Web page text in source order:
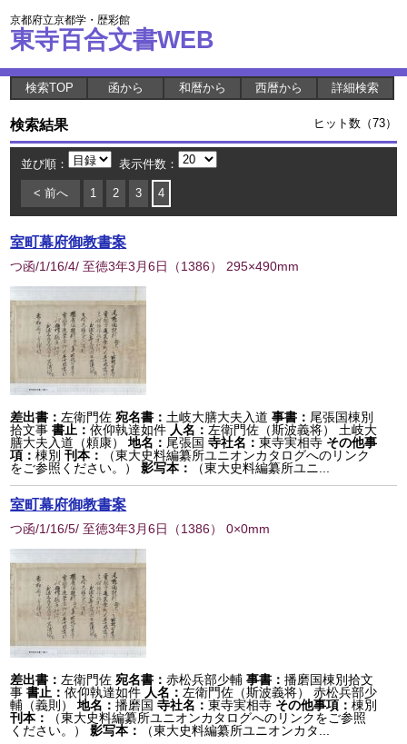
京都府立京都学・歴彩館
東寺百合文書WEB
検索TOP 函から 和暦から 西暦から 詳細検索
検索結果 ヒット数（73）
並び順： 表示件数：
< 前へ 1 2 3 4
室町幕府御教書案
つ函/1/16/4/ 至徳3年3月6日 （1386） 295×490mm
差出書： 左衛門佐 宛名書： 土岐大膳大夫入道 事書： 尾張国棟別
拾文事 書止：依仰執達如件 人名： 左衛門佐（斯波義将） 土岐大
膳大夫入道（頼康）
地名： 尾張国 寺社名：東寺実相寺 その他事
項：棟別 刊本：
（東大史料編纂所ユニオンカタログへのリンク
をご参照ください。）
影写本： （東大史料編纂所ユニ...
室町幕府御教書案
つ函/1/16/5/ 至徳3年3月6日 （1386） 0×0mm
差出書： 左衛門佐 宛名書：赤松兵部少輔 事書：播磨国棟別拾文
事 書止：依仰執達如件 人名： 左衛門佐（斯波義将） 赤松兵部少
輔（義則）
地名：播磨国 寺社名：東寺実相寺 その他事項：棟別
刊本：
（東大史料編纂所ユニオンカタログへのリンクをご参照
ください。）
影写本： （東大史料編纂所ユニオンカタ...